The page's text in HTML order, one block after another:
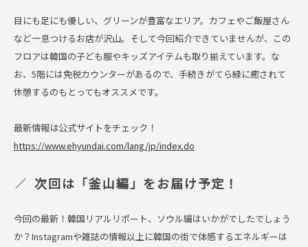
目にも足にも優しい、グリーンが豊富なエリア。カフェやご飯屋さん
など一息つけるお店が沢山。そして今回紹介できていませんが、この
フロアは韓国の子ども服やキッズアイテムも取り揃えています。な
お、5階には免税カウンターがあるので、手続きがてら緑に癒されて
休憩するのもとってもオススメです。
最新情報は公式サイトをチェック！
https://www.ehyundai.com/lang/jp/index.do
次回は「釜山編」をお届け予定！
今回の最新！韓国リアルリポート、ソウル編はいかがでしたでしょう
か？Instagramや雑誌の情報以上に韓国の街で体感するエネルギーは